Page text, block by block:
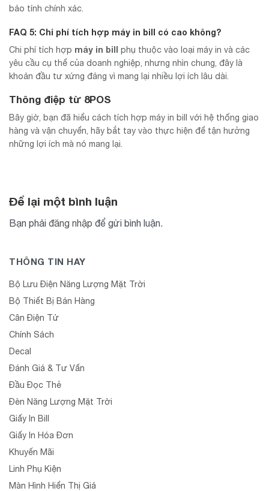
bảo tính chính xác.
FAQ 5: Chi phí tích hợp máy in bill có cao không?
Chi phí tích hợp máy in bill phụ thuộc vào loại máy in và các
yêu cầu cụ thể của doanh nghiệp, nhưng nhìn chung, đây là
khoản đầu tư xứng đáng vì mang lại nhiều lợi ích lâu dài.
Thông điệp từ 8POS
Bây giờ, bạn đã hiểu cách tích hợp máy in bill với hệ thống giao
hàng và vận chuyển, hãy bắt tay vào thực hiện để tận hưởng
những lợi ích mà nó mang lại.
Để lại một bình luận
Bạn phải đăng nhập để gửi bình luận.
THÔNG TIN HAY
Bộ Lưu Điện Năng Lượng Mặt Trời
Bộ Thiết Bị Bán Hàng
Cân Điện Tử
Chính Sách
Decal
Đánh Giá & Tư Vấn
Đầu Đọc Thẻ
Đèn Năng Lượng Mặt Trời
Giấy In Bill
Giấy In Hóa Đơn
Khuyến Mãi
Linh Phụ Kiện
Màn Hình Hiển Thị Giá